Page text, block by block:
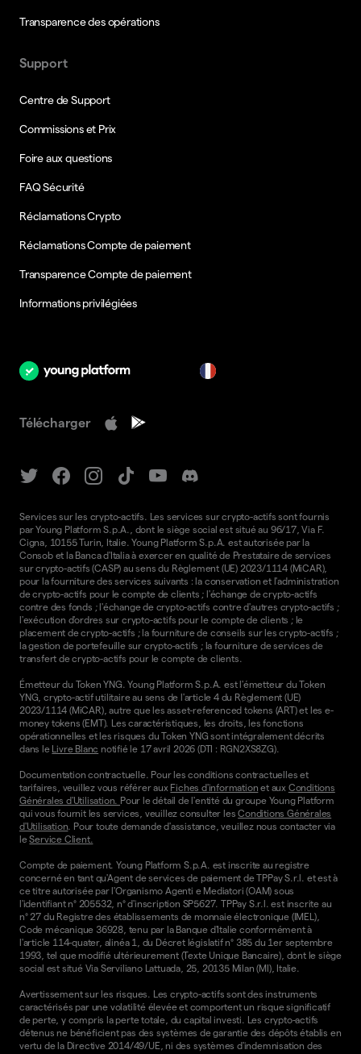
Transparence des opérations
Support
Centre de Support
Commissions et Prix
Foire aux questions
FAQ Sécurité
Réclamations Crypto
Réclamations Compte de paiement
Transparence Compte de paiement
Informations privilégiées
Télécharger
Services sur les crypto-actifs. Les services sur crypto-actifs sont fournis
par Young Platform S.p.A., dont le siège social est situé au 96/17, Via F.
Cigna, 10155 Turin, Italie. Young Platform S.p.A. est autorisée par la
Consob et la Banca d'Italia à exercer en qualité de Prestataire de services
sur crypto-actifs (CASP) au sens du Règlement (UE) 2023/1114 (MiCAR),
pour la fourniture des services suivants : la conservation et l'administration
de crypto-actifs pour le compte de clients ; l'échange de crypto-actifs
contre des fonds ; l'échange de crypto-actifs contre d'autres crypto-actifs ;
l'exécution d'ordres sur crypto-actifs pour le compte de clients ; le
placement de crypto-actifs ; la fourniture de conseils sur les crypto-actifs ;
la gestion de portefeuille sur crypto-actifs ; la fourniture de services de
transfert de crypto-actifs pour le compte de clients.
Émetteur du Token YNG. Young Platform S.p.A. est l'émetteur du Token
YNG, crypto-actif utilitaire au sens de l'article 4 du Règlement (UE)
2023/1114 (MiCAR), autre que les asset-referenced tokens (ART) et les e-
money tokens (EMT). Les caractéristiques, les droits, les fonctions
opérationnelles et les risques du Token YNG sont intégralement décrits
dans le Livre Blanc notifié le 17 avril 2026 (DTI : RGN2XS8ZG).
Documentation contractuelle. Pour les conditions contractuelles et
tarifaires, veuillez vous référer aux Fiches d'information et aux Conditions
Générales d'Utilisation. Pour le détail de l'entité du groupe Young Platform
qui vous fournit les services, veuillez consulter lesConditions Générales
d'Utilisation. Pour toute demande d'assistance, veuillez nous contacter via
leService Client.
Compte de paiement. Young Platform S.p.A. est inscrite au registre
concerné en tant qu'Agent de services de paiement de TPPay S.r.l. et est à
ce titre autorisée par l'Organismo Agenti e Mediatori (OAM) sous
l'identifiant n° 205532, n° d'inscription SP5627. TPPay S.r.l. est inscrite au
n° 27 du Registre des établissements de monnaie électronique (IMEL),
Code mécanique 36928, tenu par la Banque d'Italie conformément à
l'article 114-quater, alinéa 1, du Décret législatif n° 385 du 1er septembre
1993, tel que modifié ultérieurement (Texte Unique Bancaire), dont le siège
social est situé Via Serviliano Lattuada, 25, 20135 Milan (MI), Italie.
Avertissement sur les risques. Les crypto-actifs sont des instruments
caractérisés par une volatilité élevée et comportent un risque significatif
de perte, y compris la perte totale, du capital investi. Les crypto-actifs
détenus ne bénéficient pas des systèmes de garantie des dépôts établis en
vertu de la Directive 2014/49/UE, ni des systèmes d'indemnisation des